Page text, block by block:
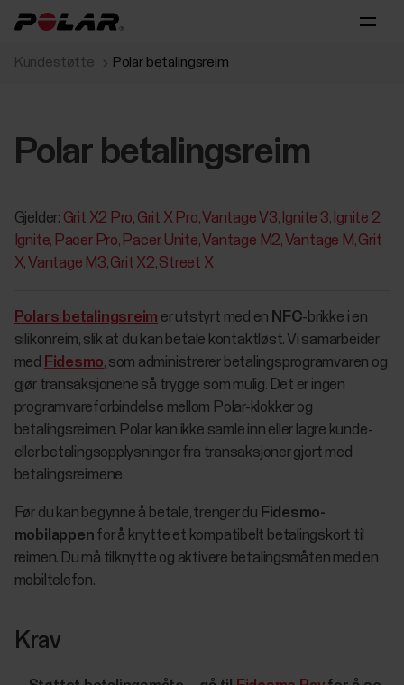
Kundestøtte Polar betalingsreim
Polar betalingsreim
Gjelder: Grit X2 Pro Grit X Pro Vantage V3 Ignite 3 Ignite 2
Ignite Pacer Pro Pacer Unite Vantage M2 Vantage M Grit
X Vantage M3 Grit X2 Street X
Polars betalingsreim er utstyrt med en NFC-brikke i en
silikonreim, slik at du kan betale kontaktløst. Vi samarbeider
med Fidesmo, som administrerer betalingsprogramvaren og
gjør transaksjonene så trygge som mulig. Det er ingen
programvareforbindelse mellom Polar-klokker og
betalingsreimen. Polar kan ikke samle inn eller lagre kunde-
eller betalingsopplysninger fra transaksjoner gjort med
betalingsreimene.
Før du kan begynne å betale, trenger du Fidesmo-
mobilappen for å knytte et kompatibelt betalingskort til
reimen. Du må tilknytte og aktivere betalingsmåten med en
mobiltelefon.
Krav